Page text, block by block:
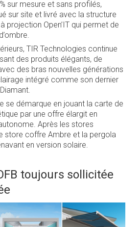
sur mesure et sans profilés,
sur site et livré avec la structure
projection Open’IT qui permet de
TIR Technologies continue
des produits élégants, de
des bras nouvelles générations
intégré comme son dernier
se démarque en jouant la carte de
par une offre élargit en
Après les stores
store coffre Ambre et la pergola
en version solaire.
toujours sollicitée